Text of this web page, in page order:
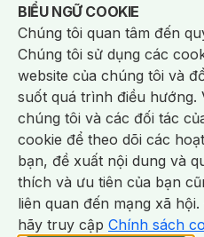
NowFree 2H Giao Nhanh
Chăm Sóc Cá Nhân
Chống Muỗi /Khẩu Trang /Máy Massage/
Sản Phẩm Chăm Sóc Khác /Bàn Chải Đánh
Hỗ Trợ Trắng Răng/Kem Đánh Răng /Máy
Tăm / Chỉ Nha Khoa/ Xịt Thơm Miệng /
Khăn Ướt Vệ Sinh Vùng Kín/Băng Vệ Sinh
Máy Cạo Râu
Vấn Đề Về Da
Da Dầu / Lỗ Chân Lông To/ Da Khô / Mất
Da Nhạy Cảm / Kích Ứng
Da Xỉn Màu
Quầng Thâm & Bọng Mắt /Sẹo /Viêm Da Cơ
Dụng Cụ / Phụ Kiện Chăm Sóc Da
Bông Tẩy Trang
Khăn Lau Mặt Khô Dụng
Dụng Cụ Chăm Sóc Khác
BIỂU NGỮ COOKIE
Notice about cookies usage
Chúng tôi quan tâm đến
Chúng tôi sử dụng các
website của chúng tôi và
suốt quá trình điều hướng.
chúng tôi và các đối tác
cookie để theo dõi các
bạn, đề xuất nội dung và
thích và ưu tiên của bạn
liên quan đến mạng xã
hãy truy cập Chính sách